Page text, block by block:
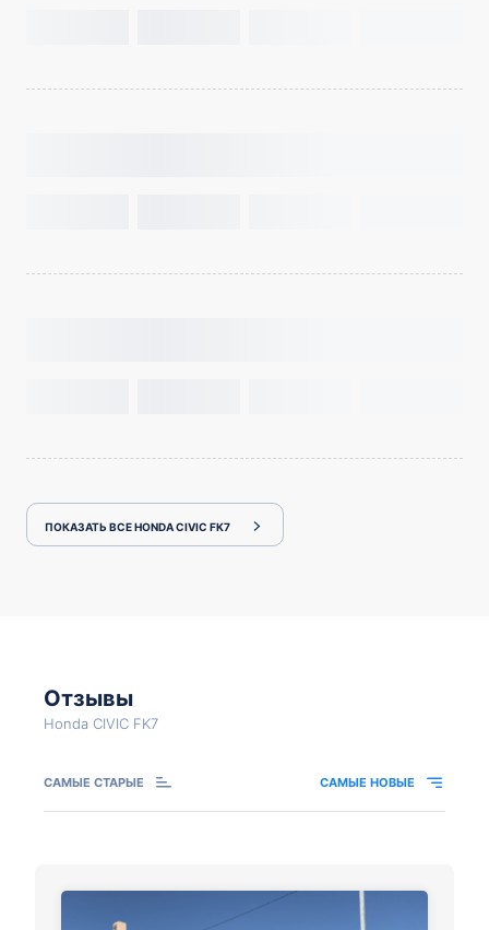
ПОКАЗАТЬ ВСЕ HONDA CIVIC FK7
Отзывы
Honda CIVIC FK7
САМЫЕ СТАРЫЕ САМЫЕ НОВЫЕ